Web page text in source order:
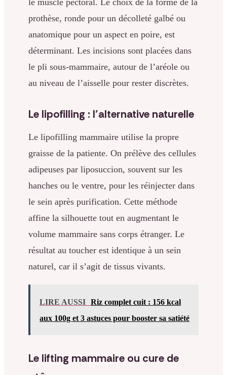
prothèse, ronde pour un décolleté galbé ou
anatomique pour un aspect en poire, est
déterminant. Les incisions sont placées dans
le pli sous-mammaire, autour de l’aréole ou
au niveau de l’aisselle pour rester discrètes.
Le lipofilling : l’alternative naturelle
Le lipofilling mammaire utilise la propre
graisse de la patiente. On prélève des cellules
adipeuses par liposuccion, souvent sur les
hanches ou le ventre, pour les réinjecter dans
le sein après purification. Cette méthode
affine la silhouette tout en augmentant le
volume mammaire sans corps étranger. Le
résultat au toucher est identique à un sein
naturel, car il s’agit de tissus vivants.
LIRE AUSSI Riz complet cuit : 156 kcal
aux 100g et 3 astuces pour booster sa satiété
Le lifting mammaire ou cure de